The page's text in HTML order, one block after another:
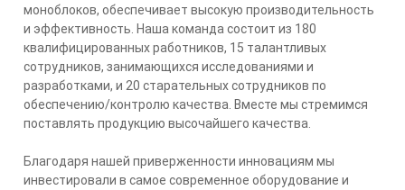
моноблоков, обеспечивает высокую производительность
и эффективность. Наша команда состоит из 180
квалифицированных работников, 15 талантливых
сотрудников, занимающихся исследованиями и
разработками, и 20 старательных сотрудников по
обеспечению/контролю качества. Вместе мы стремимся
поставлять продукцию высочайшего качества.
Благодаря нашей приверженности инновациям мы
инвестировали в самое современное оборудование и